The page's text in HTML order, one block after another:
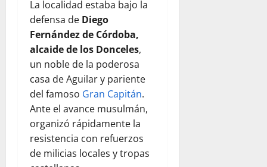
La localidad estaba bajo la
defensa de Diego
Fernández de Córdoba,
alcaide de los Donceles,
un noble de la poderosa
casa de Aguilar y pariente
del famoso Gran Capitán.
Ante el avance musulmán,
organizó rápidamente la
resistencia con refuerzos
de milicias locales y tropas